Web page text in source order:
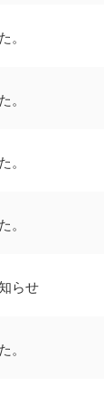
。
。
。
。
らせ
。